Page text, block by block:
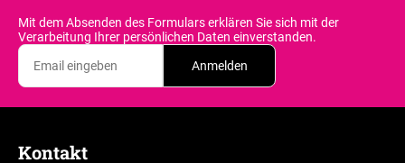
Mit dem Absenden des Formulars erklären Sie sich mit der
Verarbeitung Ihrer persönlichen Daten einverstanden.
Anmelden
Kontakt